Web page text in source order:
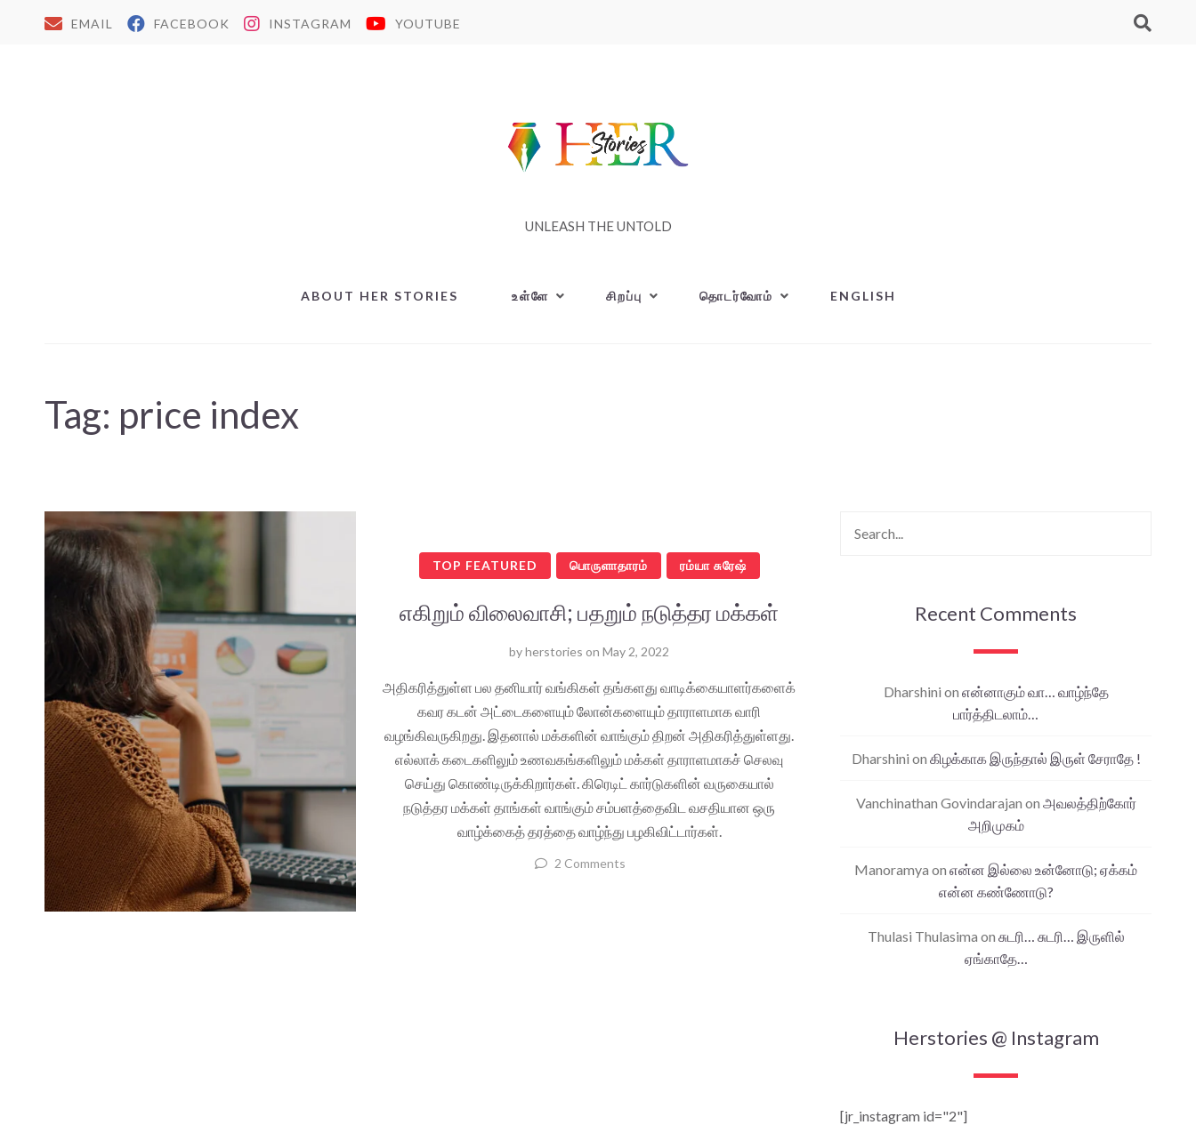
EMAIL FACEBOOK INSTAGRAM YOUTUBE
UNLEASH THE UNTOLD
ABOUT HER STORIES உள்ளே சிறப்பு தொடர்வோம் ENGLISH
Tag: price index
TOP FEATURED பொருளாதாரம் ரம்யா சுரேஷ்
எகிறும் விலைவாசி; பதறும் நடுத்தர மக்கள்
byherstories on May 2, 2022
அதிகரித்துள்ள பல தனியார் வங்கிகள் தங்களது வாடிக்கையாளர்களைக்
கவர கடன் அட்டைகளையும் லோன்களையும் தாராளமாக வாரி
வழங்கிவருகிறது. இதனால் மக்களின் வாங்கும் திறன் அதிகரித்துள்ளது.
எல்லாக் கடைகளிலும் உணவகங்களிலும் மக்கள் தாராளமாகச் செலவு
செய்து கொண்டிருக்கிறார்கள். கிரெடிட் கார்டுகளின் வருகையால்
நடுத்தர மக்கள் தாங்கள் வாங்கும் சம்பளத்தைவிட வசதியான ஒரு
வாழ்க்கைத் தரத்தை வாழ்ந்து பழகிவிட்டார்கள்.
2 Comments
Recent Comments
Dharshini on என்னாகும் வா… வாழ்ந்தே
பார்த்திடலாம்…
Dharshini on கிழக்காக இருந்தால் இருள் சேராதே !
Vanchinathan Govindarajan on அவலத்திற்கோர்
அறிமுகம்
Manoramya on என்ன இல்லை உன்னோடு; ஏக்கம்
என்ன கண்ணோடு?
Thulasi Thulasima on சுடரி… சுடரி… இருளில்
ஏங்காதே…
Herstories @ Instagram
[jr_instagram id="2"]